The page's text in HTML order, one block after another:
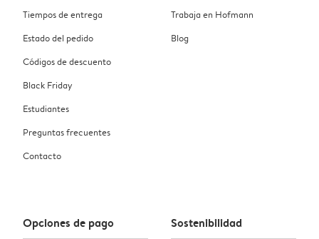
Tiempos de entrega
Estado del pedido
Códigos de descuento
Black Friday
Estudiantes
Preguntas frecuentes
Contacto
Trabaja en Hofmann
Blog
Opciones de pago Sostenibilidad